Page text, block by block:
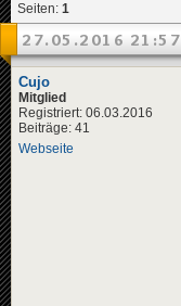
Seiten: 1
27.05.2016 21:57
Cujo
Mitglied
Registriert: 06.03.2016
Beiträge: 41
Webseite